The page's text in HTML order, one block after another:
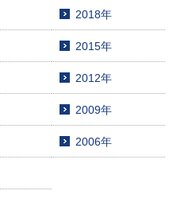
2018年
2015年
2012年
2009年
2006年